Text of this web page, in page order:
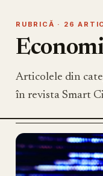
RUBRICĂ · 26
Articolele din
în revista Smart